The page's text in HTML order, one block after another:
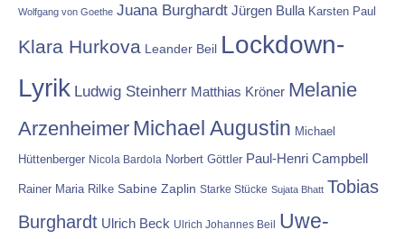
Wolfgang von Goethe Juana Burghardt Jürgen Bulla Karsten Paul
Klara Hurkova Leander Beil Lockdown-
Lyrik Ludwig Steinherr Matthias Kröner Melanie
Arzenheimer Michael Augustin Michael
Hüttenberger Nicola Bardola Norbert Göttler Paul-Henri Campbell
Rainer Maria Rilke Sabine Zaplin Starke Stücke Sujata Bhatt Tobias
Burghardt Ulrich Beck Ulrich Johannes Beil Uwe-